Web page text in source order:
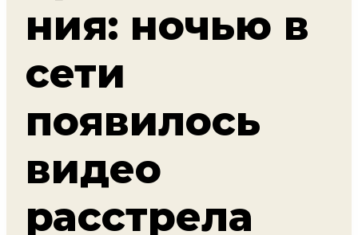
ния: ночью в
сети
появилось
видео
расстрела